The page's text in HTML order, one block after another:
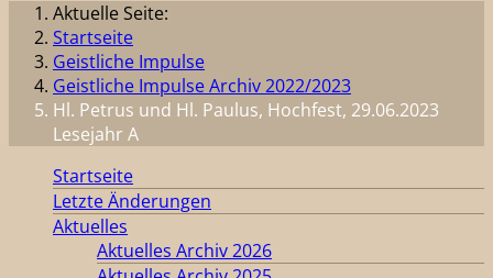
Aktuelle Seite:
Startseite
Geistliche Impulse
Geistliche Impulse Archiv 2022/2023
Hl. Petrus und Hl. Paulus, Hochfest, 29.06.2023
Lesejahr A
Startseite
Letzte Änderungen
Aktuelles
Aktuelles Archiv 2026